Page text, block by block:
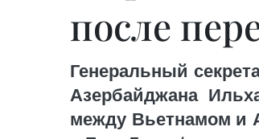
после
Генеральный
Азербайджана
между Вьетнамом и